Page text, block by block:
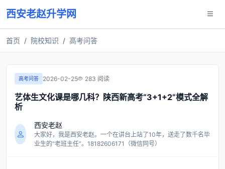
西安老赵升学网
首页 院校知识 高考问答
高考问答 2026-02-25 283 阅读
艺体生文化课是哪几科？陕西新高考“3+1+2”模式全解
析
西安老赵
大家好，我是西安老赵。一个在讲台上站了10年，送走了数千名毕
业生的“老班主任”。18182606171（微信同号）